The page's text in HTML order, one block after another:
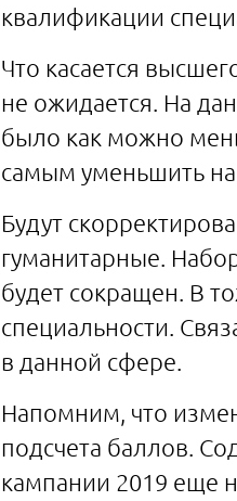
квалификации
Что касается
не ожидается. На
было как можно
самым уменьшить
Будут
гуманитарные.
будет сокращен. В
специальности.
в данной сфере.
Напомним, что
подсчета баллов.
кампании 2019 еще